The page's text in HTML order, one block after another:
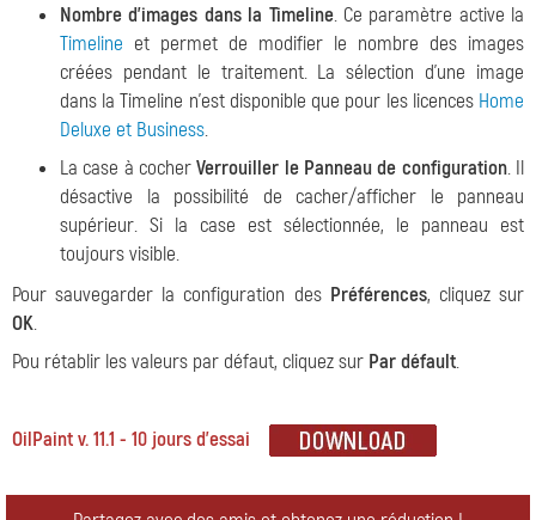
Nombre d'images dans la Timeline. Ce paramètre active la
Timeline et permet de modifier le nombre des images
créées pendant le traitement. La sélection d'une image
dans la Timeline n'est disponible que pour les licences Home
Deluxe et Business.
La case à cocherVerrouiller le Panneau de configuration. Il
désactive la possibilité de cacher/afficher le panneau
supérieur. Si la case est sélectionnée, le panneau est
toujours visible.
Pour sauvegarder la configuration des Préférences, cliquez sur
OK.
Pou rétablir les valeurs par défaut, cliquez sur Par défault.
OilPaint v. 11.1 - 10 jours d'essai